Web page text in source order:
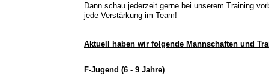
Dann schau jederzeit gerne bei unserem Training
jede Verstärkung im Team!
Aktuell haben wir folgende Mannschaften und
F-Jugend (6 - 9 Jahre)